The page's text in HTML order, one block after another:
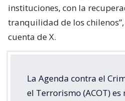
instituciones, con la
tranquilidad de los
cuenta de X.
La Agenda contra el
el Terrorismo (ACOT)